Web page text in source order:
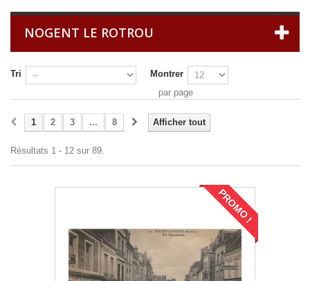
NOGENT LE ROTROU
Tri
Montrer
par page
Afficher tout
1 2 3 ... 8
Résultats 1 - 12 sur 89.
PROMO !